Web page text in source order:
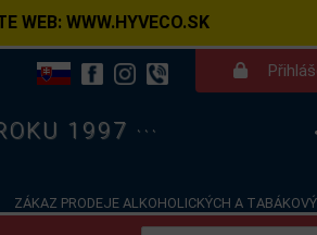
WEB: WWW.HYVECO.SK
1997 ···
ZÁKAZ PRODEJE ALKOHOLICKÝCH A